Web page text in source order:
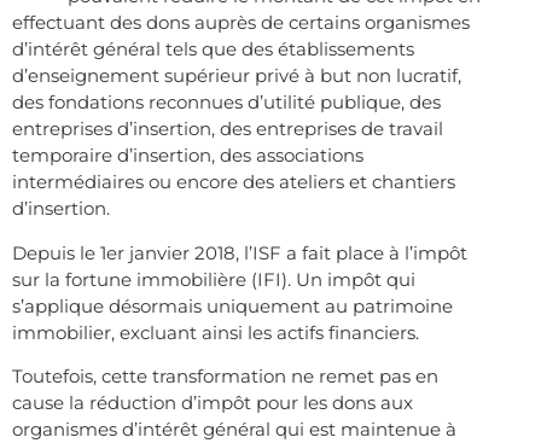
effectuant des dons auprès de certains organismes
d’intérêt général tels que des établissements
d’enseignement supérieur privé à but non lucratif,
des fondations reconnues d’utilité publique, des
entreprises d’insertion, des entreprises de travail
temporaire d’insertion, des associations
intermédiaires ou encore des ateliers et chantiers
d’insertion.
Depuis le 1er janvier 2018, l’ISF a fait place à l’impôt
sur la fortune immobilière (IFI). Un impôt qui
s’applique désormais uniquement au patrimoine
immobilier, excluant ainsi les actifs financiers.
Toutefois, cette transformation ne remet pas en
cause la réduction d’impôt pour les dons aux
organismes d’intérêt général qui est maintenue à